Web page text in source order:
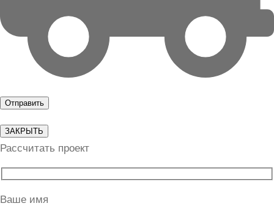
ЗАКРЫТЬ
Рассчитать проект
Ваше имя